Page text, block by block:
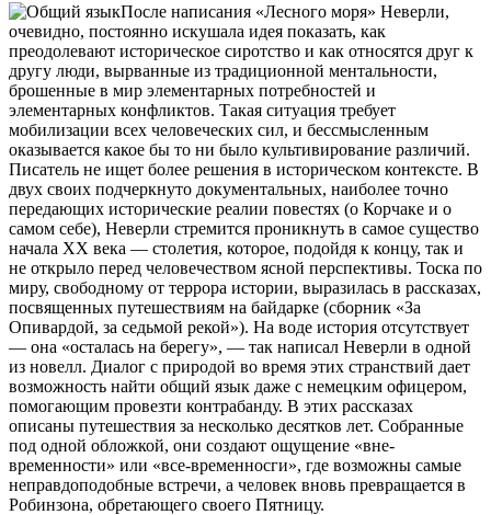
После написания «Лесного моря» Неверли,
очевидно, постоянно искушала идея показать, как
преодолевают историческое сиротство и как относятся друг к
другу люди, вырванные из традиционной ментальности,
брошенные в мир элементарных потребностей и
элементарных конфликтов. Такая ситуация требует
мобилизации всех человеческих сил, и бессмысленным
оказывается какое бы то ни было культивирование различий.
Писатель не ищет более решения в историческом контексте. В
двух своих подчеркнуто документальных, наиболее точно
передающих исторические реалии повестях (о Корчаке и о
самом себе), Неверли стремится проникнуть в самое существо
начала XX века — столетия, которое, подойдя к концу, так и
не открыло перед человечеством ясной перспективы. Тоска по
миру, свободному от террора истории, выразилась в рассказах,
посвященных путешествиям на байдарке (сборник «За
Опивардой, за седьмой рекой»). На воде история отсутствует
— она «осталась на берегу», — так написал Неверли в одной
из новелл. Диалог с природой во время этих странствий дает
возможность найти общий язык даже с немецким офицером,
помогающим провезти контрабанду. В этих рассказах
описаны путешествия за несколько десятков лет. Собранные
под одной обложкой, они создают ощущение «вне-
временности» или «все-временносги», где возможны самые
неправдоподобные встречи, а человек вновь превращается в
Робинзона, обретающего своего Пятницу.